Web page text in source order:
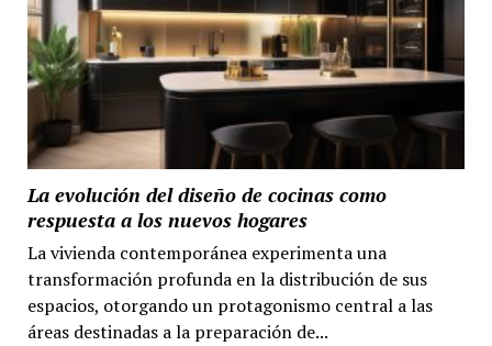
La evolución del diseño de cocinas como
respuesta a los nuevos hogares
La vivienda contemporánea experimenta una
transformación profunda en la distribución de sus
espacios, otorgando un protagonismo central a las
áreas destinadas a la preparación de...